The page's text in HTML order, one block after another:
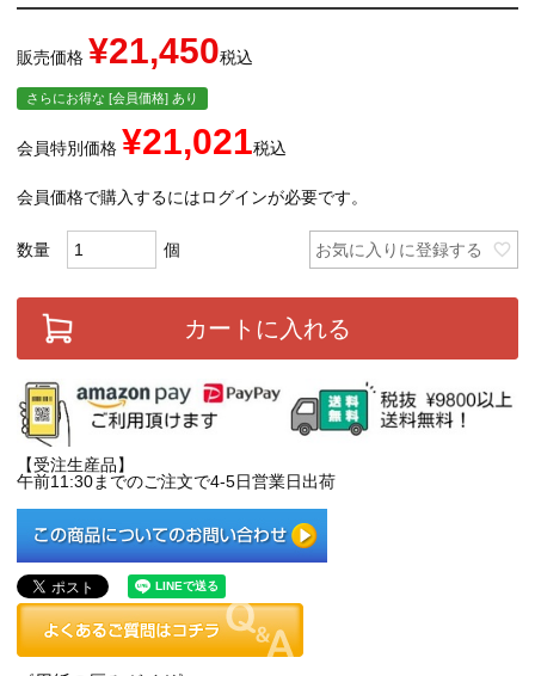
販売価格 ¥21,450税込
さらにお得な [会員価格] あり
会員特別価格 ¥21,021税込
会員価格で購入するにはログインが必要です。
お気に入りに登録する
カートに入れる
【受注生産品】
午前11:30までのご注文で4-5日営業日出荷